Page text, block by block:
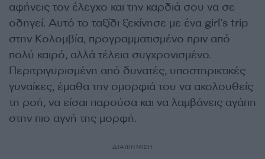
αφήνεις τον έλεγχο και την καρδιά σου να σε
οδηγεί. Αυτό το ταξίδι ξεκίνησε με ένα girl’s trip
στην Κολομβία, προγραμματισμένο πριν από
πολύ καιρό, αλλά τέλεια συγχρονισμένο.
Περιτριγυρισμένη από δυνατές, υποστηρικτικές
γυναίκες, έμαθα την ομορφιά του να ακολουθείς
τη ροή, να είσαι παρούσα και να λαμβάνεις αγάπη
στην πιο αγνή της μορφή.
ΔΙΑΦΗΜΙΣΗ